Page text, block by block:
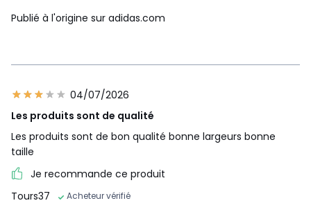
Publié à l'origine sur adidas.com
04/07/2026
Les produits sont de qualité
Les produits sont de bon qualité bonne largeurs bonne
taille
Je recommande ce produit
Tours37
Acheteur vérifié